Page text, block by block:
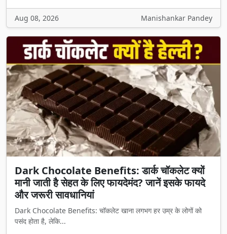
Aug 08, 2026 Manishankar Pandey
Dark Chocolate Benefits: डार्क चॉकलेट क्यों
मानी जाती है सेहत के लिए फायदेमंद? जानें इसके फायदे
और जरूरी सावधानियां
Dark Chocolate Benefits: चॉकलेट खाना लगभग हर उम्र के लोगों को
पसंद होता है, लेकि...